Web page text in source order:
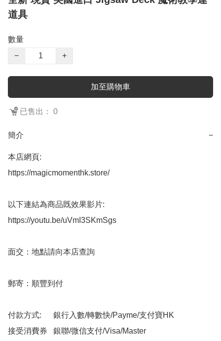
道具
數量
−
+
加至購物車
已售出： 0
簡介 −
本店網頁:
https://magicmomenthk.store/
以下連結為商品既效果影片:
https://youtu.be/uVmI3SKmSgs
面交：地點請向本店查詢
郵寄：順豐到付
付款方式:      銀行入數/轉數快/Payme/支付寶HK
接受消費券   銀聯/微信支付/Visa/Master